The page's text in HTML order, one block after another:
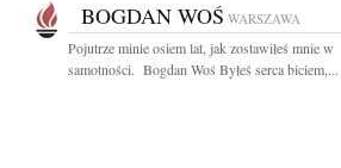
BOGDAN WOŚ WARSZAWA
Pojutrze minie osiem lat, jak zostawiłeś mnie w
samotności. Bogdan Woś Byłeś serca biciem,...